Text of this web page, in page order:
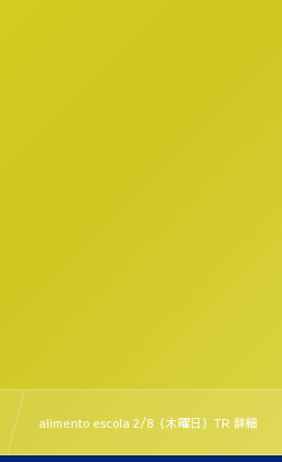
alimento escola 2/8（木曜日）TR 詳細